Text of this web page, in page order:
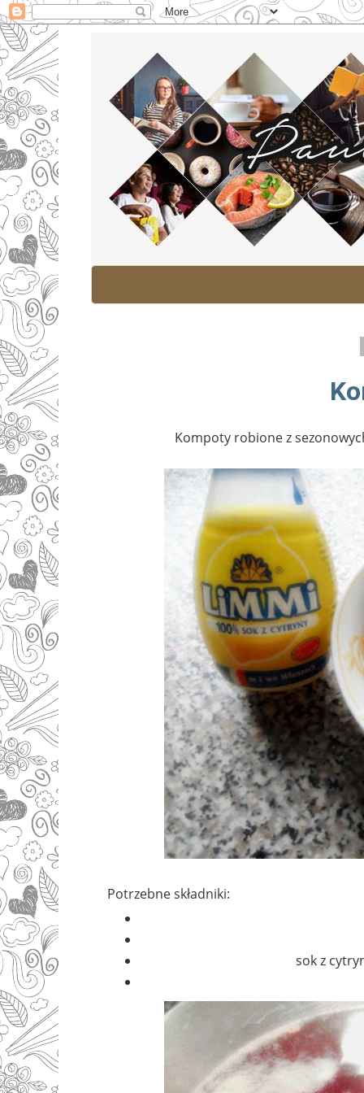
Kompoty robione z
Potrzebne składniki:
sok z